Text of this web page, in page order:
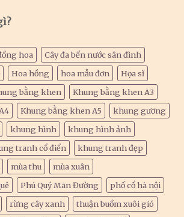
hoa
Cây đa bến nước sân đình
Hoa hồng hoa mẫu đơn
Họa sĩ
bằng khen
Khung bằng khen A3
Khung bằng khen A5
khung gương
khung hình
khung hình ảnh
tranh cổ điển
khung tranh đẹp
mùa thu
mùa xuân
Phú Quý Mãn Đường
phố cổ hà nội
rừng cây xanh
thuận buồm xuôi gió